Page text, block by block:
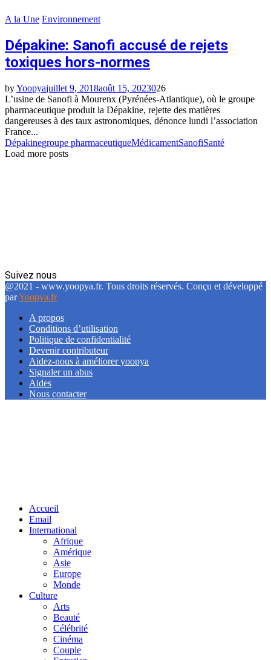
A la Une Environnement
Dépakine: Sanofi accusé de rejets
toxiques hors-normes
byYoopyajuillet 9, 2018août 15, 2023026
L’usine de Sanofi à Mourenx (Pyrénées-Atlantique), où le groupe
pharmaceutique produit la Dépakine, rejette des matières
dangereuses à des taux astronomiques, dénonce lundi l’association
France...
Dépakinegroupe pharmaceutiqueMédicamentSanofiSanté
Load more posts
Suivez nous
Facebook
Twitter
Linkedin
@2021 - www.yoopya.fr. Tous droits réservés. Conçu et développé
parYoopya.fr
A propos
Conditions d’utilisation
Politique de confidentialité
Devenir contributeur
Aidez-nous à améliorer yoopya
Signaler un abus
Aides
Nous contacter
Accueil
Email
International
Afrique
Amérique
Asie
Europe
Monde
Culture
Arts
Beauté
Célébrité
Cinéma
Couple